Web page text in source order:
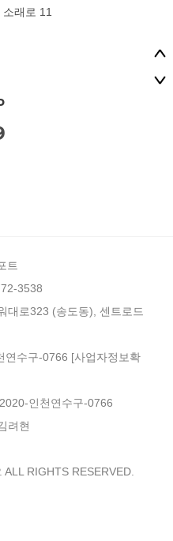
래로 11
트
3538
대로323 (송도동), 센트로드
연수구-0766 [사업자정보확
인천연수구-0766
려현
RIGHTS RESERVED.